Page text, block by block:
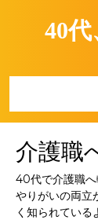
40
介護職
40代で介護職へ
やりがいの両立
く知られてい